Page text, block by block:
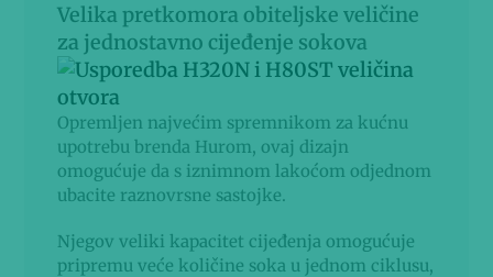
Velika pretkomora obiteljske veličine
za jednostavno cijeđenje sokova
Opremljen najvećim spremnikom za kućnu
upotrebu brenda Hurom, ovaj dizajn
omogućuje da s iznimnom lakoćom odjednom
ubacite raznovrsne sastojke.
Njegov veliki kapacitet cijeđenja omogućuje
pripremu veće količine soka u jednom ciklusu,